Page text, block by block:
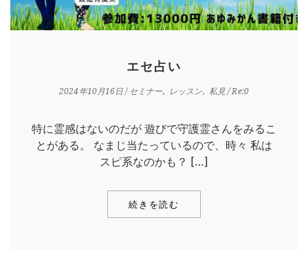
エセ占い
2024年10月16日/セミナー レッスン 私見/ Re:0
特に霊感はないのだが 遊びで守護霊さんをみるこ
とがある。 なまじ当たっているので、時々 私は
スピ系なのかも？ […]
続きを読む